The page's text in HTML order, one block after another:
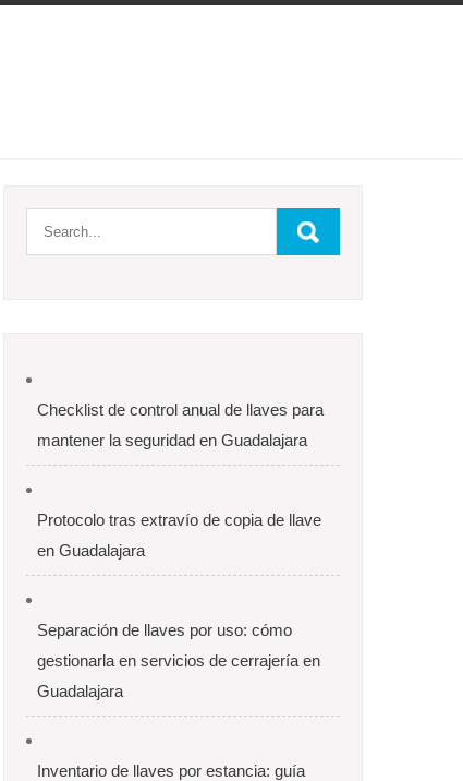
Checklist de control anual de llaves para
mantener la seguridad en Guadalajara
Protocolo tras extravío de copia de llave
en Guadalajara
Separación de llaves por uso: cómo
gestionarla en servicios de cerrajería en
Guadalajara
Inventario de llaves por estancia: guía